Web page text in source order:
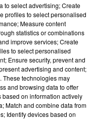
de tout habitant de
"aux malades du
aux personnes
de deuil ainsi
précise la
mobilisés dans
est joignable en
lundi au vendredi de
to select advertising; Create
profiles to select personalised
Measure content
statistics or combinations
improve services; Create
to select personalised
Ensure security, prevent and
advertising and content;
These technologies may
and browsing data to offer
on information actively
Match and combine data from
Identify devices based on